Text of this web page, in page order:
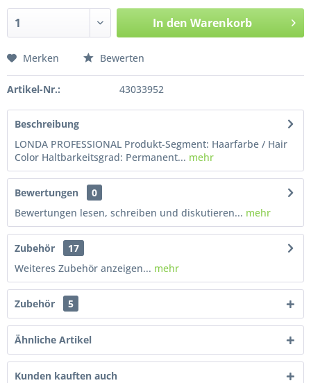
In den Warenkorb
Merken Bewerten
Artikel-Nr.: 43033952
Beschreibung
LONDA PROFESSIONAL Produkt-Segment: Haarfarbe / Hair
Color Haltbarkeitsgrad: Permanent... mehr
Bewertungen
0
Bewertungen lesen, schreiben und diskutieren... mehr
Zubehör
17
Weiteres Zubehör anzeigen... mehr
Zubehör 5
Ähnliche Artikel
Kunden kauften auch